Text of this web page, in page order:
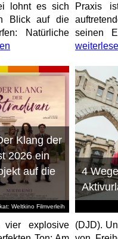
lohnt es sich
Blick auf die
Natürliche
Praxis
seinen
Weltkino Filmverleih
Klang der
2026 ein
auf die
vier explosive
4
(DJD).